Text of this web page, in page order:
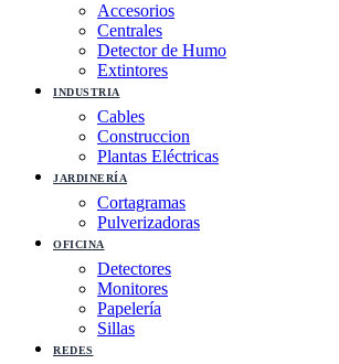
Accesorios
Centrales
Detector de Humo
Extintores
INDUSTRIA
Cables
Construccion
Plantas Eléctricas
JARDINERÍA
Cortagramas
Pulverizadoras
OFICINA
Detectores
Monitores
Papelería
Sillas
REDES